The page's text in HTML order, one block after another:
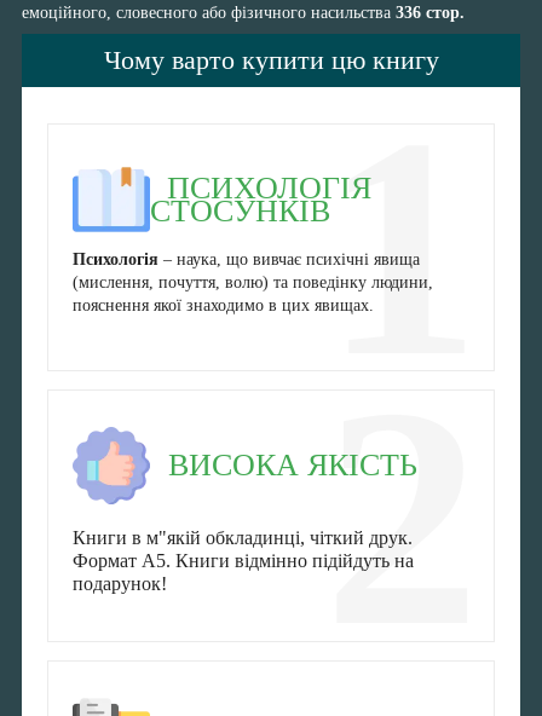
емоційного, словесного або фізичного насильства 336 стор.
Чому варто купити цю книгу
1
ПСИХОЛОГІЯ
СТОСУНКІВ
Психологія – наука, що вивчає психічні явища
(мислення, почуття, волю) та поведінку людини,
пояснення якої знаходимо в цих явищах.
2
ВИСОКА ЯКІСТЬ
Книги в м"якій обкладинці, чіткий друк.
Формат А5. Книги відмінно підійдуть на
подарунок!